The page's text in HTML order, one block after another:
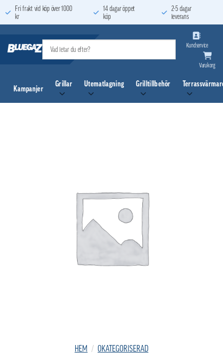
to
Fri frakt vid köp över 1000
kr
14 dagar öppet
köp
2-5 dagar
leverans
Kundservice
Varukorg
Kampanjer
Grillar Utematlagning Grilltillbehör
HEM / OKATEGORISERAD